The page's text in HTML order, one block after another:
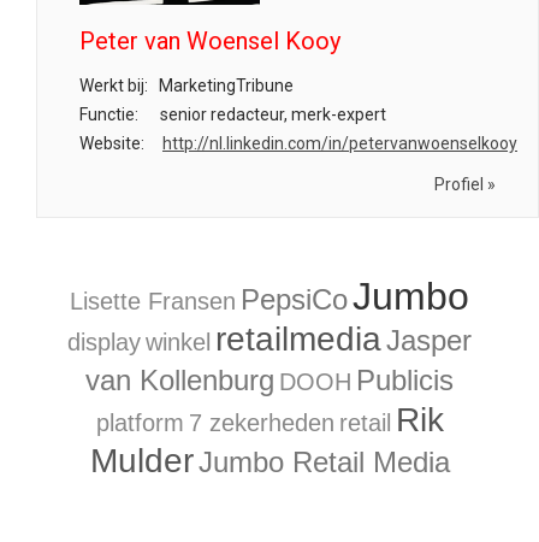
Peter van Woensel Kooy
Werkt bij:
MarketingTribune
Functie:
senior redacteur, merk-expert
Website:
http://nl.linkedin.com/in/petervanwoenselkooy
Profiel »
Lisette Fransen PepsiCoJumbo
displaywinkel retailmediaJasper
van Kollenburg DOOH Publicis
platform 7 zekerheden retail Rik
MulderJumbo Retail Media